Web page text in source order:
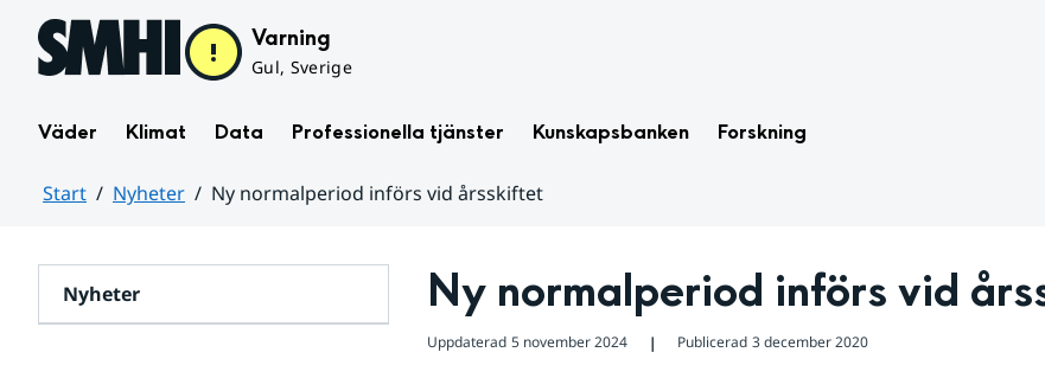
Hoppa till sidans innehåll Varning
Gul, Sverige
Väder Klimat Data Professionella tjänster Kunskapsbanken Forskning
Start Nyheter
Ny normalperiod införs vid årsskiftet
Nyheter Ny normalperiod införs vid
Uppdaterad 5 november 2024 ❘ Publicerad 3 december 2020